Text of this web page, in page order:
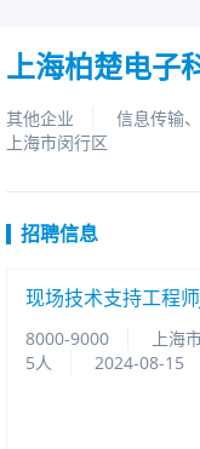
上海柏楚电子
其他企业 信息传输
上海市闵行区
招聘信息
现场技术支持工程
8000-9000 上海
5人
2024-08-15